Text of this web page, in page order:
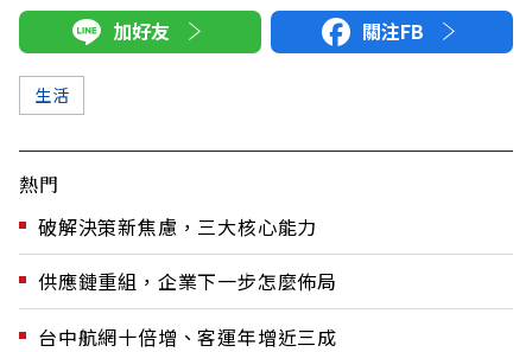
加好友 關注FB
生活
熱門
破解決策新焦慮，三大核心能力
供應鏈重組，企業下一步怎麼佈局
台中航網十倍增、客運年增近三成